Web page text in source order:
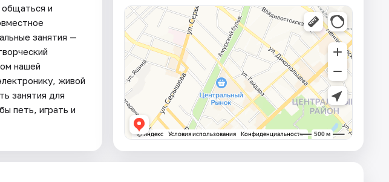
и
занятия —
нашей
живой
занятия для
петь, играть и